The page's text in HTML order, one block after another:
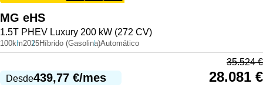
MG eHS
1.5T PHEV Luxury 200 kW (272 CV)
100km2025Híbrido (Gasolina)Automático
Desde439,77 €/mes
35.524€
28.081 €